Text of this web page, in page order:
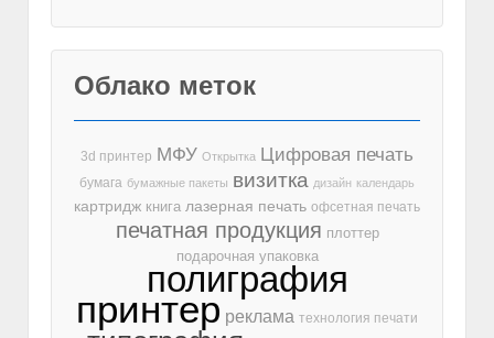
Облако меток
3d принтер МФУ Открытка Цифровая печать
бумага бумажные пакеты визитка дизайн календарь
картридж книга лазерная печать офсетная печать
печатная продукция плоттер
подарочная упаковка
полиграфия
принтер реклама технология печати